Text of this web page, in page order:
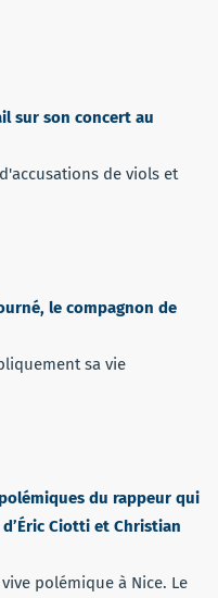
sur son concert au
de viols et
le compagnon de
sa vie
du rappeur qui
Ciotti et Christian
polémique à Nice. Le